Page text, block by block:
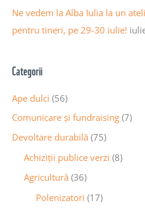
Ne vedem la Alba Iulia la un
pentru tineri, pe 29-30 iulie!
Categorii
Ape dulci (56)
Comunicare și fundraising (7)
Devoltare durabilă (75)
Achiziții publice verzi (8)
Agricultură (36)
Polenizatori (17)